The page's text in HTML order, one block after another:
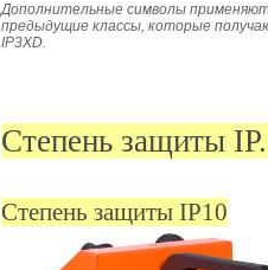
Дополнительные символы
предыдущие классы, которые
IP3XD.
Степень защиты
Степень защиты IP10